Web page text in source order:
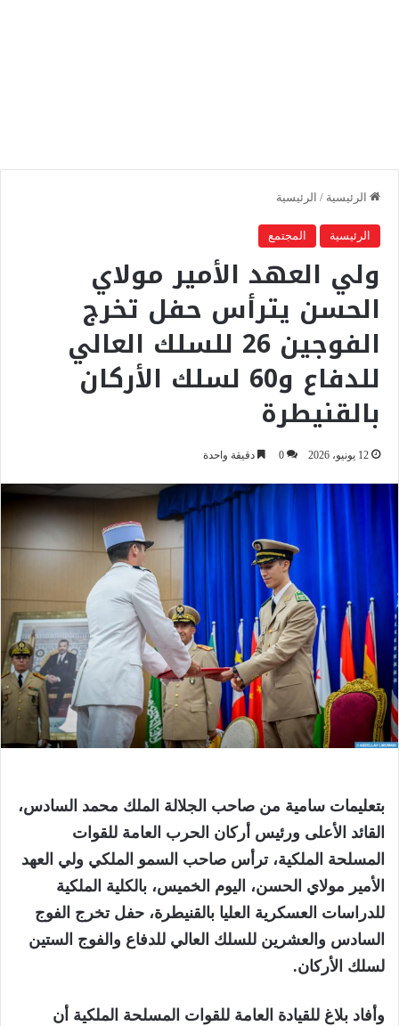
الرئيسية / الرئيسية
الرئيسية المجتمع
ولي العهد الأمير مولاي
الحسن يترأس حفل تخرج
الفوجين 26 للسلك العالي
للدفاع و60 لسلك الأركان
بالقنيطرة
12 يونيو، 2026 0 دقيقة واحدة
بتعليمات سامية من صاحب الجلالة الملك محمد السادس،
القائد الأعلى ورئيس أركان الحرب العامة للقوات
المسلحة الملكية، ترأس صاحب السمو الملكي ولي العهد
الأمير مولاي الحسن، اليوم الخميس، بالكلية الملكية
للدراسات العسكرية العليا بالقنيطرة، حفل تخرج الفوج
السادس والعشرين للسلك العالي للدفاع والفوج الستين
لسلك الأركان.
وأفاد بلاغ للقيادة العامة للقوات المسلحة الملكية أن